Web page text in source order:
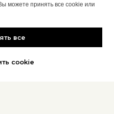
top
можете принять все cookie или
все
cookie